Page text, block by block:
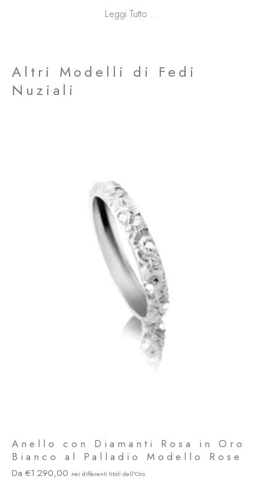
Leggi Tutto ...
Altri Modelli di Fedi
Nuziali
Anello con Diamanti Rosa in Oro
Bianco al Palladio Modello Rose
1.290,00